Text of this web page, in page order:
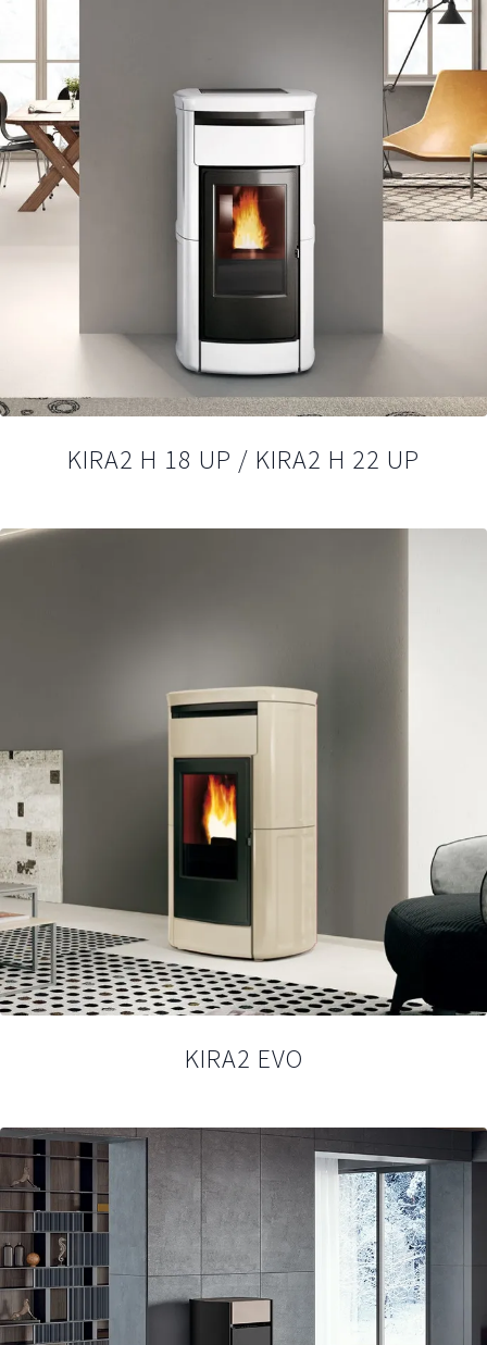
KIRA2 H 18 UP / KIRA2 H 22 UP
KIRA2 EVO